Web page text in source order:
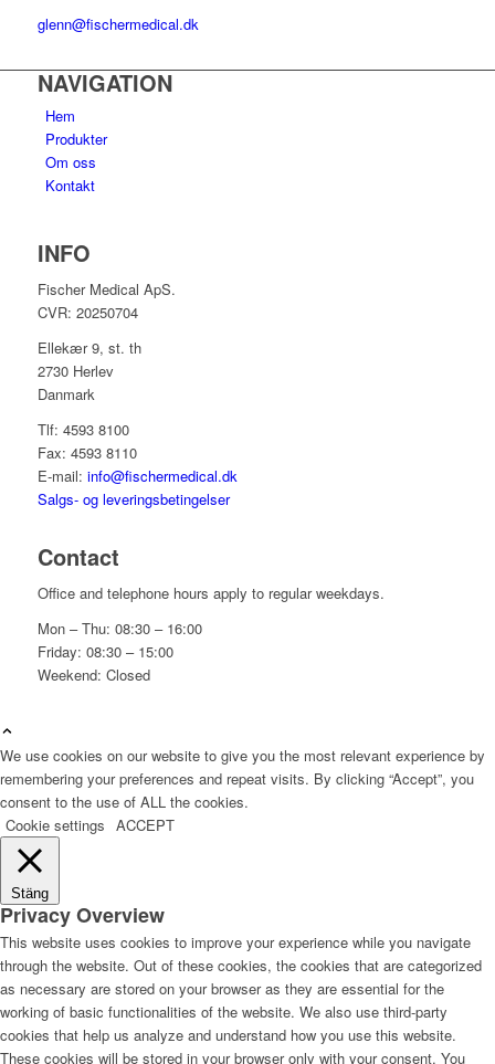
glenn@fischermedical.dk
NAVIGATION
Hem
Produkter
Om oss
Kontakt
INFO
Fischer Medical ApS.
CVR: 20250704
Ellekær 9, st. th
2730 Herlev
Danmark
Tlf: 4593 8100
Fax: 4593 8110
E-mail: info@fischermedical.dk
Salgs- og leveringsbetingelser
Contact
Office and telephone hours apply to regular weekdays.
Mon – Thu: 08:30 – 16:00
Friday: 08:30 – 15:00
Weekend: Closed
We use cookies on our website to give you the most relevant experience by
remembering your preferences and repeat visits. By clicking “Accept”, you
consent to the use of ALL the cookies.
Cookie settings ACCEPT
Stäng
Privacy Overview
This website uses cookies to improve your experience while you navigate
through the website. Out of these cookies, the cookies that are categorized
as necessary are stored on your browser as they are essential for the
working of basic functionalities of the website. We also use third-party
cookies that help us analyze and understand how you use this website.
These cookies will be stored in your browser only with your consent. You